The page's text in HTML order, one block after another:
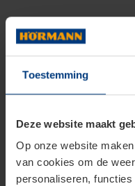
Toestemming
Deze website maakt
Op onze website
van cookies om de
personaliseren,